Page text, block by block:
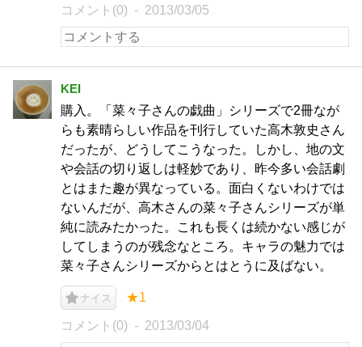
コメント(0) 2013/03/05
KEI
購入。「菜々子さんの戯曲」シリーズで2冊なが
らも素晴らしい作品を刊行していた高木敦史さん
だったが、どうしてこうなった。しかし、地の文
や会話の切り返しは軽妙であり、昨今多い会話劇
とはまた趣が異なっている。面白くないわけでは
ないんだが、高木さんの菜々子さんシリーズが単
純に読みたかった。これも長くは続かない感じが
してしまうのが残念なところ。キャラの魅力では
菜々子さんシリーズからとはとうに及ばない。
ナイス ★1
コメント(0) 2013/03/04